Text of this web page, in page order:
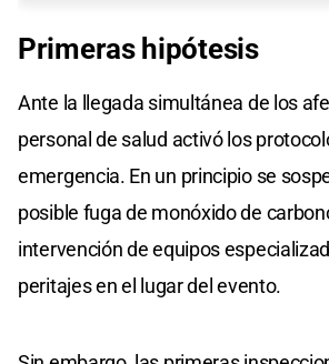
Primeras hipótesis
Ante la llegada simultánea de los
personal de salud activó los
emergencia. En un principio se
posible fuga de monóxido de
intervención de equipos
peritajes en el lugar del evento.